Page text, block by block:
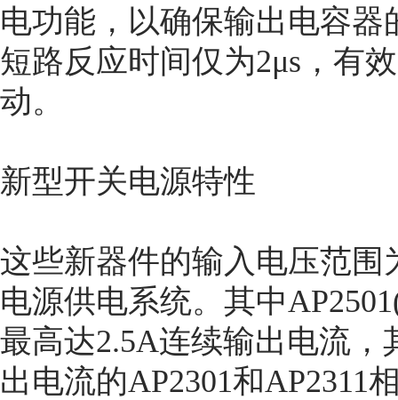
电功能，以确保输出电容
短路反应时间仅为2μs，有
动。
新型开关电源特性
这些新器件的输入电压范围
电源供电系统。其中
最高达2.5A连续输出电流
出电流的AP2301和AP2311